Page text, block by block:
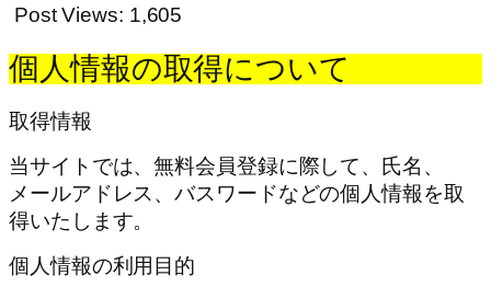
Post Views: 1,605
個人情報の取得について
取得情報
当サイトでは、無料会員登録に際して、氏名、
メールアドレス、バスワードなどの個人情報を取
得いたします。
個人情報の利用目的